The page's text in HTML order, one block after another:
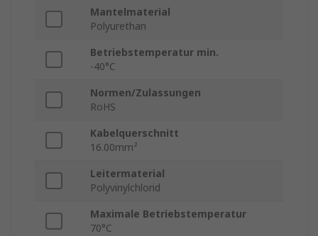
Mantelmaterial
Polyurethan
Betriebstemperatur min.
-40°C
Normen/Zulassungen
RoHS
Kabelquerschnitt
16.00mm²
Leitermaterial
Polyvinylchlorid
Maximale Betriebstemperatur
70°C